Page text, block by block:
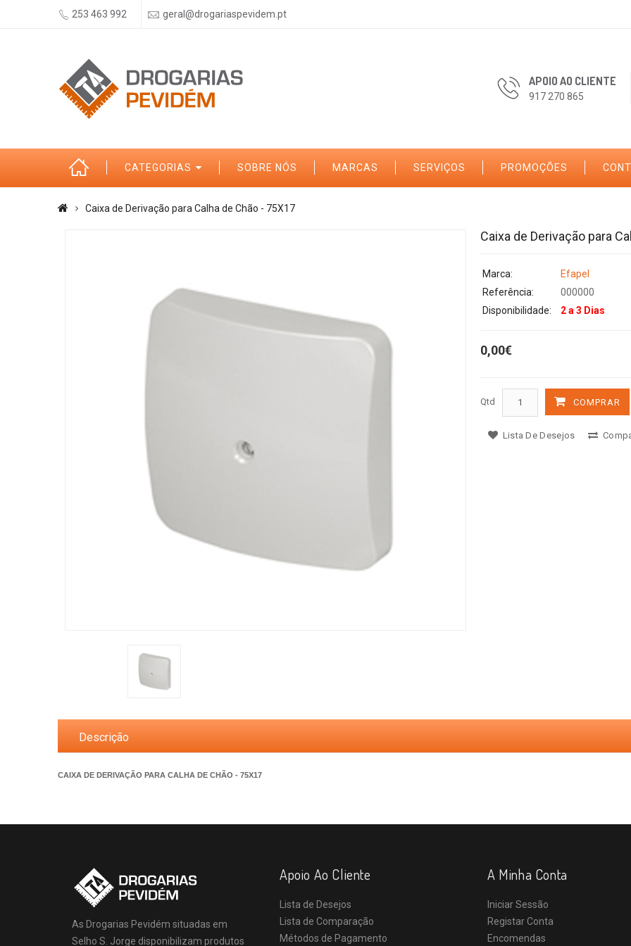
253 463 992 geral@drogariaspevidem.pt
APOIO AO CLIENTE
917 270 865
CATEGORIAS SOBRE NÓS MARCAS SERVIÇOS PROMOÇÕES
Caixa de Derivação para Calha de Chão - 75X17
Caixa de Derivação para
Marca:
Efapel
Referência:
000000
Disponibilidade:
2 a 3 Dias
0,00€
Qtd COMPRAR
Lista De Desejos
Descrição
CAIXA DE DERIVAÇÃO PARA CALHA DE CHÃO - 75X17
As Drogarias Pevidém situadas em
Selho S. Jorge disponibilizam produtos
Apoio Ao Cliente
Lista de Desejos
Lista de Comparação
Métodos de Pagamento
A Minha Conta
Iniciar Sessão
Registar Conta
Encomendas